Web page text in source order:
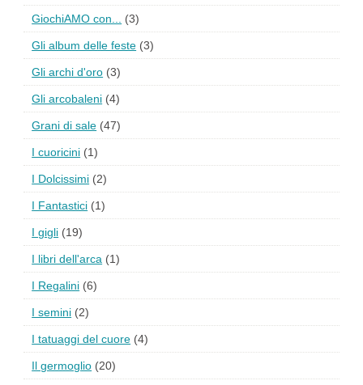
GiochiAMO con... (3)
Gli album delle feste (3)
Gli archi d'oro (3)
Gli arcobaleni (4)
Grani di sale (47)
I cuoricini (1)
I Dolcissimi (2)
I Fantastici (1)
I gigli (19)
I libri dell'arca (1)
I Regalini (6)
I semini (2)
I tatuaggi del cuore (4)
Il germoglio (20)